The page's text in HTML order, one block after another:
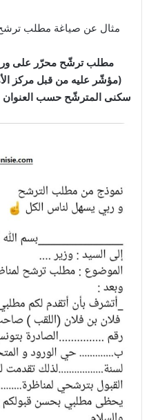
مثال عن صياغة مطلب ترشح
مطلب ترشّح محرّر على ورق
(مؤشّر عليه من قبل مركز
سكنى المترشّح حسب العنوان